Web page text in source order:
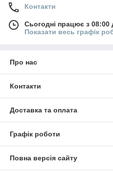
Контакти
Сьогодні працює з 08:00
Показати весь графік
Про нас
Контакти
Доставка та оплата
Графік роботи
Повна версія сайту